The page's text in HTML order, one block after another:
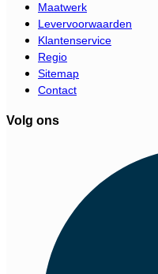
Maatwerk
Levervoorwaarden
Klantenservice
Regio
Sitemap
Contact
Volg ons